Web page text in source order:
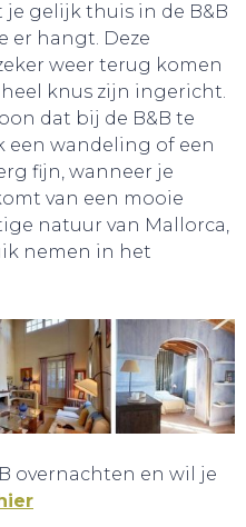
je gelijk thuis in de B&B
er hangt. Deze
weer terug komen
knus zijn ingericht.
dat bij de B&B te
een wandeling of een
fijn, wanneer je
van een mooie
natuur van Mallorca,
nemen in het
overnachten en wil je